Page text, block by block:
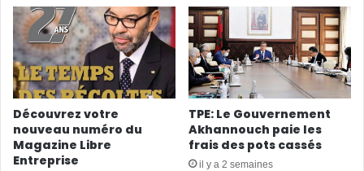
Découvrez votre
nouveau numéro du
Magazine Libre
Entreprise
TPE: Le Gouvernement
Akhannouch paie les
frais des pots cassés
il y a 2 semaines